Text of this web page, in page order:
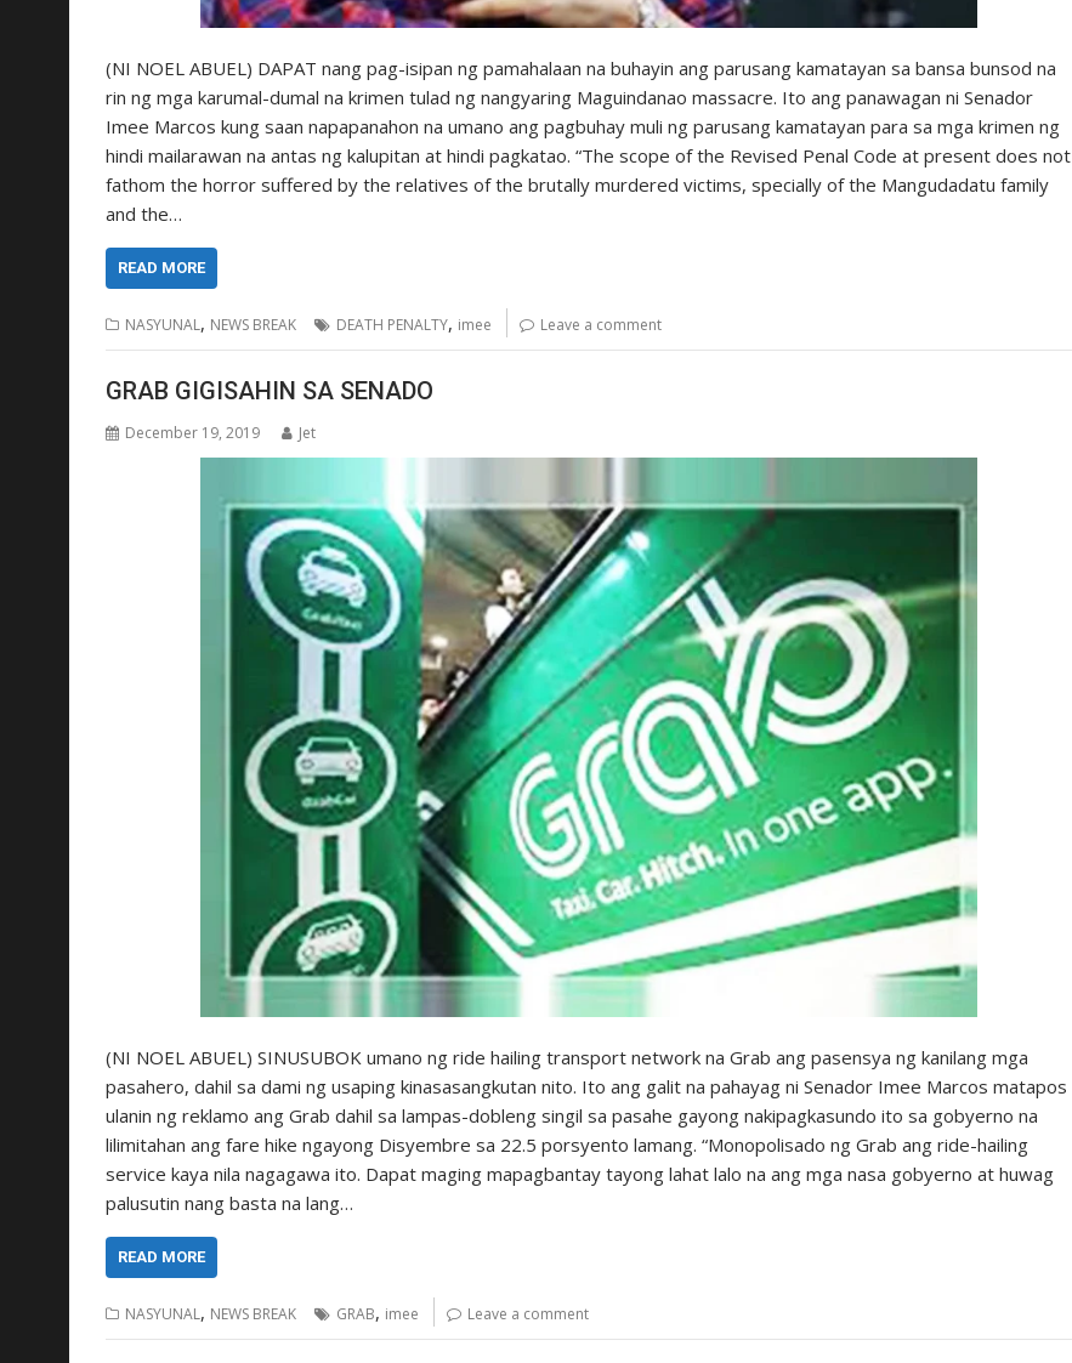
(NI NOEL ABUEL) DAPAT nang pag-isipan ng pamahalaan na buhayin ang parusang kamatayan sa bansa bunsod na
rin ng mga karumal-dumal na krimen tulad ng nangyaring Maguindanao massacre. Ito ang panawagan ni Senador
Imee Marcos kung saan napapanahon na umano ang pagbuhay muli ng parusang kamatayan para sa mga krimen ng
hindi mailarawan na antas ng kalupitan at hindi pagkatao. “The scope of the Revised Penal Code at present does not
fathom the horror suffered by the relatives of the brutally murdered victims, specially of the Mangudadatu family
and the…
READ MORE
NASYUNAL, NEWS BREAK DEATH PENALTY, imee Leave a comment
GRAB GIGISAHIN SA SENADO
December 19, 2019 Jet
(NI NOEL ABUEL) SINUSUBOK umano ng ride hailing transport network na Grab ang pasensya ng kanilang mga
pasahero, dahil sa dami ng usaping kinasasangkutan nito. Ito ang galit na pahayag ni Senador Imee Marcos matapos
ulanin ng reklamo ang Grab dahil sa lampas-dobleng singil sa pasahe gayong nakipagkasundo ito sa gobyerno na
lilimitahan ang fare hike ngayong Disyembre sa 22.5 porsyento lamang. “Monopolisado ng Grab ang ride-hailing
service kaya nila nagagawa ito. Dapat maging mapagbantay tayong lahat lalo na ang mga nasa gobyerno at huwag
palusutin nang basta na lang…
READ MORE
NASYUNAL, NEWS BREAK GRAB, imee Leave a comment